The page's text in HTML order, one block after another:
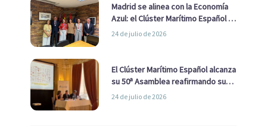
Madrid se alinea con la Economía
Azul: el Clúster Marítimo Español y
la Real Liga Naval avanzan alianzas
24 de julio de 2026
El Clúster Marítimo Español alcanza
su 50ª Asamblea reafirmando su
liderazgo en la Economía Azul
24 de julio de 2026